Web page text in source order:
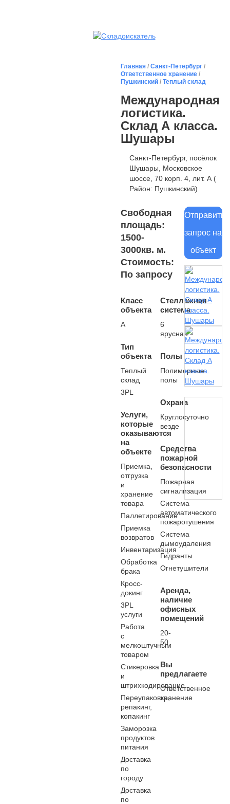
Главная / Санкт-Петербург /
Ответственное хранение /
Пушкинский / Теплый склад
Международная
логистика.
Склад А класса.
Шушары
Санкт-Петербург, посёлок
Шушары, Московское
шоссе, 70 корп. 4, лит. А (
Район: Пушкинский)
Отправить
запрос на
объект
Свободная
площадь:
1500-
3000кв. м.
Стоимость:
По запросу
Класс
объекта
А
Тип
объекта
Теплый
склад
3PL
Услуги,
которые
оказываются
на
объекте
Приемка,
отгрузка
и
хранение
товара
Паллетирование
Приемка
возвратов
Инвентаризация
Обработка
брака
Кросс-
докинг
3PL
услуги
Работа
с
мелкоштучным
товаром
Стикеровка
и
штрихкодирование
Переупаковка,
репакинг,
копакинг
Заморозка
продуктов
питания
Доставка
по
городу
Доставка
по
Стеллажная
система
6
ярусная
Полы
Полимерные
полы
Охрана
Круглосуточно
везде
Средства
пожарной
безопасности
Пожарная
сигнализация
Система
автоматического
пожаротушения
Система
дымоудаления
Гидранты
Огнетушители
Аренда,
наличие
офисных
помещений
20-
50
Вы
предлагаете
Ответственное
хранение